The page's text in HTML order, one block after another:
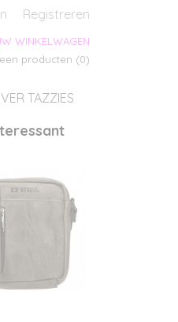
Registreren
WINKELWAGEN
producten (0)
TAZZIES